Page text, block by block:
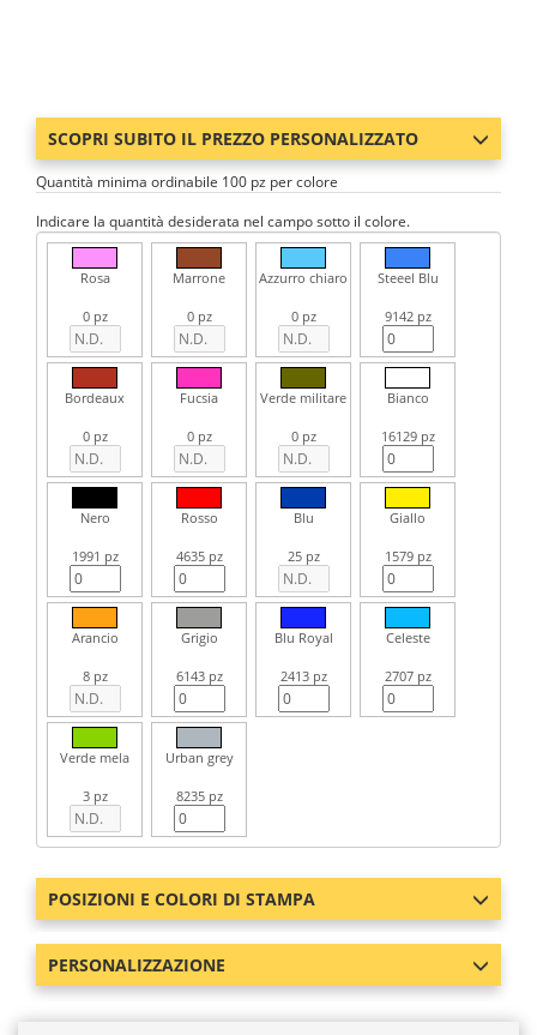
SCOPRI SUBITO IL PREZZO PERSONALIZZATO
Quantità minima ordinabile 100 pz per colore
Indicare la quantità desiderata nel campo sotto il colore.
Rosa
0 pz
Marrone
0 pz
Azzurro chiaro
0 pz
Steeel Blu
9142 pz
Bordeaux
0 pz
Fucsia
0 pz
Verde militare
0 pz
Bianco
16129 pz
Nero
1991 pz
Rosso
4635 pz
Blu
25 pz
Giallo
1579 pz
Arancio
8 pz
Grigio
6143 pz
Blu Royal
2413 pz
Celeste
2707 pz
Verde mela
3 pz
Urban grey
8235 pz
POSIZIONI E COLORI DI STAMPA
PERSONALIZZAZIONE